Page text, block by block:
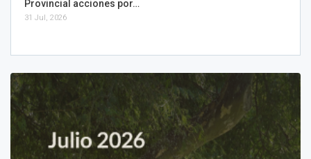
Provincial acciones por…
31 Jul, 2026